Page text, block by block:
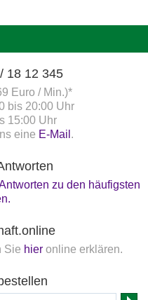
18 12 345
Euro / Min.)*
bis 20:00 Uhr
15:00 Uhr
eine E-Mail .
zu den häufigsten
Sie hier online erklären.